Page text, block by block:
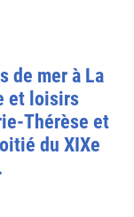
de mer à La
et loisirs
Thérèse et
du XIXe